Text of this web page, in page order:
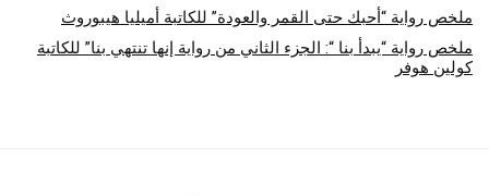
ملخص رواية “أحبك حتى القمر والعودة” للكاتبة أميليا هيبوروث
ملخص رواية “يبدأ بنا “: الجزء الثاني من رواية إنها تنتهي بنا” للكاتبة
كولين هوفر